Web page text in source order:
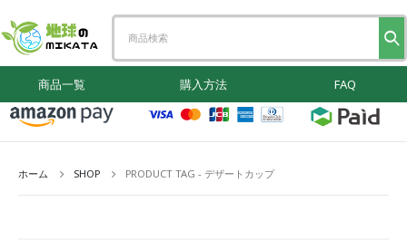
商品一覧 購入方法 FAQ
ホーム SHOP PRODUCT TAG - デザートカップ